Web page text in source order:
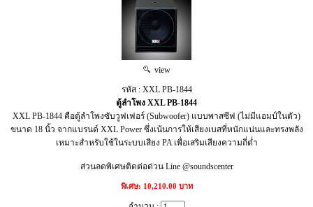
view
รหัส : XXL PB-1844
ตู้ลำโพง XXL PB-1844
XXL PB-1844 คือตู้ลำโพงซับวูฟเฟอร์ (Subwoofer) แบบพาสซีฟ (ไม่มีแอมป์ในตัว)
ขนาด 18 นิ้ว จากแบรนด์ XXL Power ซึ่งเน้นการให้เสียงเบสที่หนักแน่นและทรงพลัง
เหมาะสำหรับใช้ในระบบเสียง PA เพื่อเสริมเสียงความถี่ต่ำ
ส่วนลดพิเศษติดต่อด่วน Line @soundscenter
พิเศษ: 10,210.00 บาท